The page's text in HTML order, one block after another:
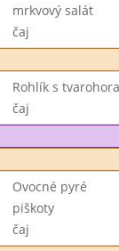
mrkvový salát
čaj
Rohlík s
čaj
Ovocné pyré
piškoty
čaj